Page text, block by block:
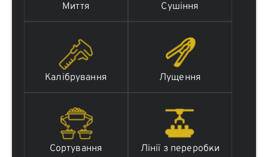
Миття Сушіння
Калібрування Лущення
Сортування Лінії з переробки